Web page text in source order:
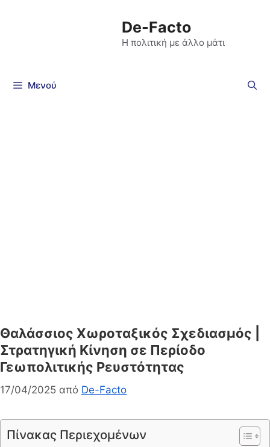
De-Facto
Η πολιτική με άλλο μάτι
Μενού
Θαλάσσιος Χωροταξικός Σχεδιασμός |
Στρατηγική Κίνηση σε Περίοδο
Γεωπολιτικής Ρευστότητας
17/04/2025 από De-Facto
Πίνακας Περιεχομένων